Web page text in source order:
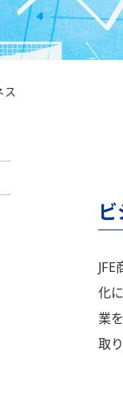
ス
化
業
取